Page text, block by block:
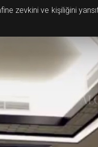
zevkini ve kişiliğini